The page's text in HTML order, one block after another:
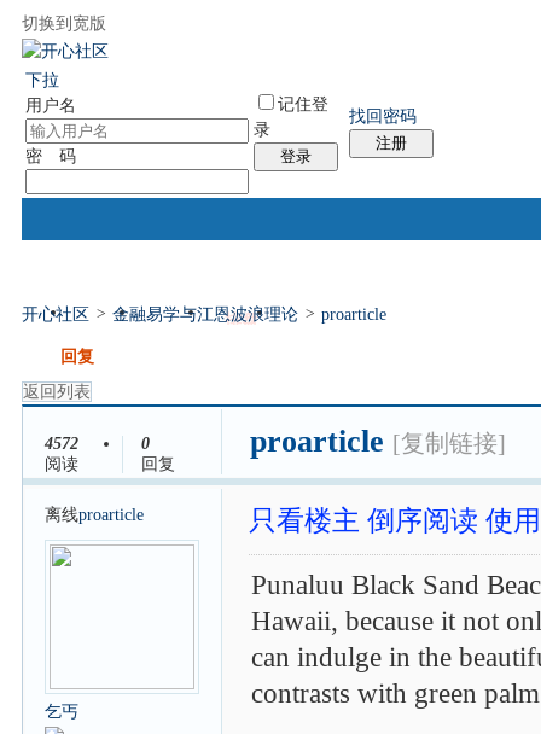
切换到宽版
下拉
用户名
密 码
记住登
录
登录
找回密码
注册
门户 论坛 排盘 个人中心
开心社区 > 金融易学与江恩波浪理论 > proarticle
回复
返回列表
4572
阅读
0
回复
proarticle [复制链接]
离线proarticle
乞丐
只看楼主 倒序阅读 使
Punaluu Black Sand
Hawaii, because it not
can indulge in the
contrasts with green